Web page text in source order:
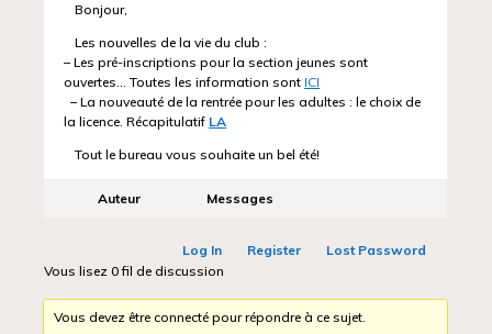
Bonjour,
Les nouvelles de la vie du club :
– Les pré-inscriptions pour la section jeunes sont
ouvertes… Toutes les information sont ICI
– La nouveauté de la rentrée pour les adultes : le choix de
la licence. Récapitulatif LA
Tout le bureau vous souhaite un bel été!
Auteur Messages
Log In Register
Lost Password
Vous lisez 0 fil de discussion
Vous devez être connecté pour répondre à ce sujet.